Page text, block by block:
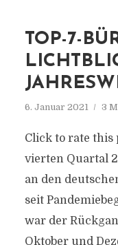
TOP-7-
6. Januar 2021 3
Click to rate this
vierten Quartal
an den
seit
war der
Oktober und